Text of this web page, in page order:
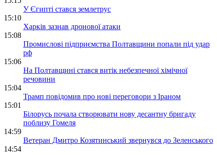
У Єгипті стався землетрус
15:10
Харків зазнав дронової атаки
15:08
Промислові підприємства Полтавщини попали під удар
рф
15:06
На Полтавщині стався витік небезпечної хімічної
речовини
15:04
Трамп повідомив про нові переговори з Іраном
15:01
Білорусь почала створювати нову десантну бригаду
поблизу Гомеля
14:59
Ветеран Дмитро Козятинський звернувся до Зеленського
14:54